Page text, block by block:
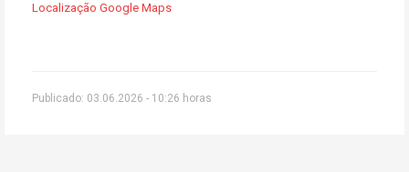
Localização Google Maps
Publicado: 03.06.2026 - 10:26 horas